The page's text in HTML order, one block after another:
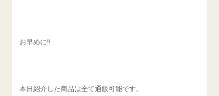
お早めに‼️
本日紹介した商品は全て通販可能です。